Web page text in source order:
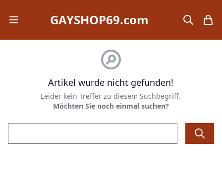
Open mobile menuGAYSHOP69.com search
Artikel wurde nicht gefunden!
Leider kein Treffer zu diesem Suchbegriff.
Möchten Sie noch einmal suchen?